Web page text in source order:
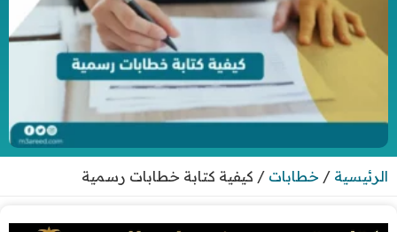
الرئيسية / خطابات / كيفية كتابة خطابات رسمية